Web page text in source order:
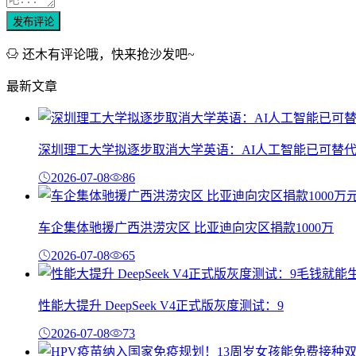
发布评论
还木有评论哦，快来抢沙发吧~
最新文章
深圳理工大学拟逐步取消大学英语：AI人工智能已可替代
2026-07-08 86
车企集体驰援广西洪涝灾区 比亚迪向灾区捐款1000万
2026-07-08 65
性能大提升 DeepSeek V4正式版灰度测试：9
2026-07-08 73